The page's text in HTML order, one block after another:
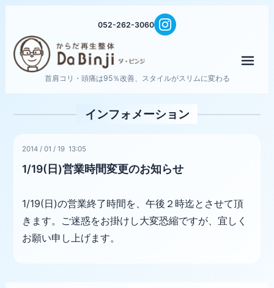
052-262-3060
首肩コリ・頭痛は95％改善、スタイルがスリムに変わる
インフォメーション
2014 /01 /19 13:05
1/19(日)営業時間変更のお知らせ
1/19(日)の営業終了時間を、午後２時迄とさせて頂
きます。ご迷惑をお掛けし大変恐縮ですが、宜しく
お願い申し上げます。